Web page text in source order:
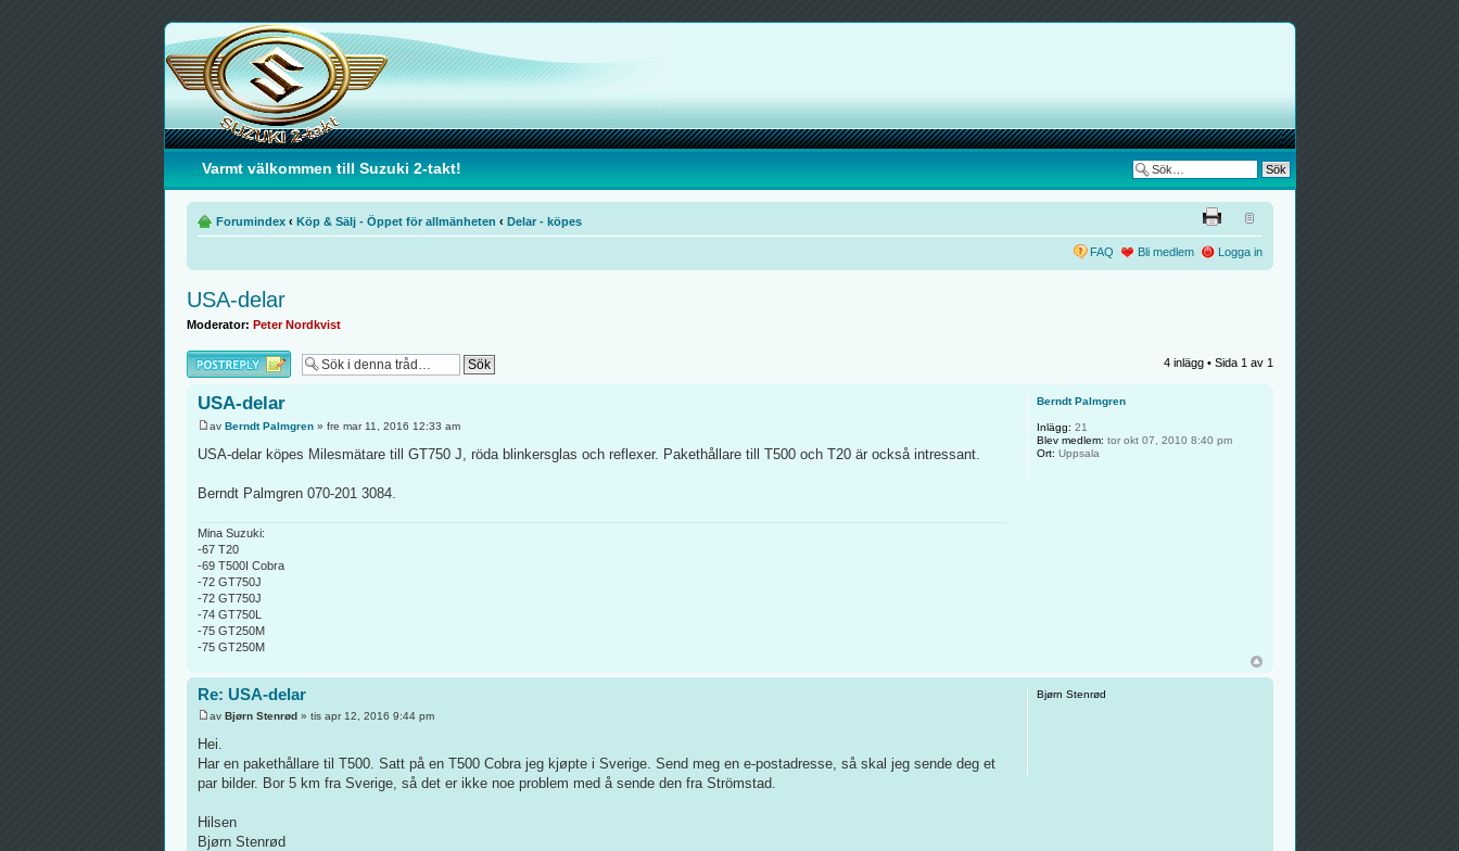
Varmt välkommen till Suzuki 2-takt!
Forumindex ‹ Köp & Sälj - Öppet för allmänheten ‹ Delar - köpes
FAQ Bli medlem Logga in
USA-delar
Moderator: Peter Nordkvist
Besvara 4 inlägg • Sida 1 av 1
USA-delar
av Berndt Palmgren» fre mar 11, 2016 12:33 am
USA-delar köpes Milesmätare till GT750 J, röda blinkersglas och reflexer. Pakethållare till T500 och T20 är också intressant.
Berndt Palmgren 070-201 3084.
Mina Suzuki:
-67 T20
-69 T500I Cobra
-72 GT750J
-72 GT750J
-74 GT750L
-75 GT250M
-75 GT250M
Berndt Palmgren
Inlägg: 21
Blev medlem: tor okt 07, 2010 8:40 pm
Ort: Uppsala
Re: USA-delar
av Bjørn Stenrød» tis apr 12, 2016 9:44 pm
Hei.
Har en pakethållare til T500. Satt på en T500 Cobra jeg kjøpte i Sverige. Send meg en e-postadresse, så skal jeg sende deg et
par bilder. Bor 5 km fra Sverige, så det er ikke noe problem med å sende den fra Strömstad.
Hilsen
Bjørn Stenrød
Bjørn Stenrød